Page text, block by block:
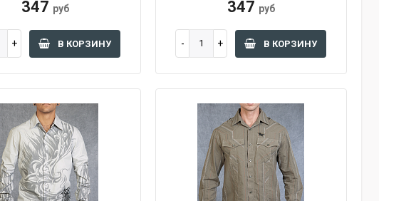
347 руб
В КОРЗИНУ
347 руб
В КОРЗИНУ